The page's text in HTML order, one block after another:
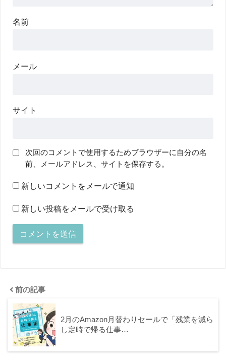
名前
メール
サイト
次回のコメントで使用するためブラウザーに自分の名
前、メールアドレス、サイトを保存する。
新しいコメントをメールで通知
新しい投稿をメールで受け取る
前の記事
2月のAmazon月替わりセールで「残業を減ら
し定時で帰る仕事…